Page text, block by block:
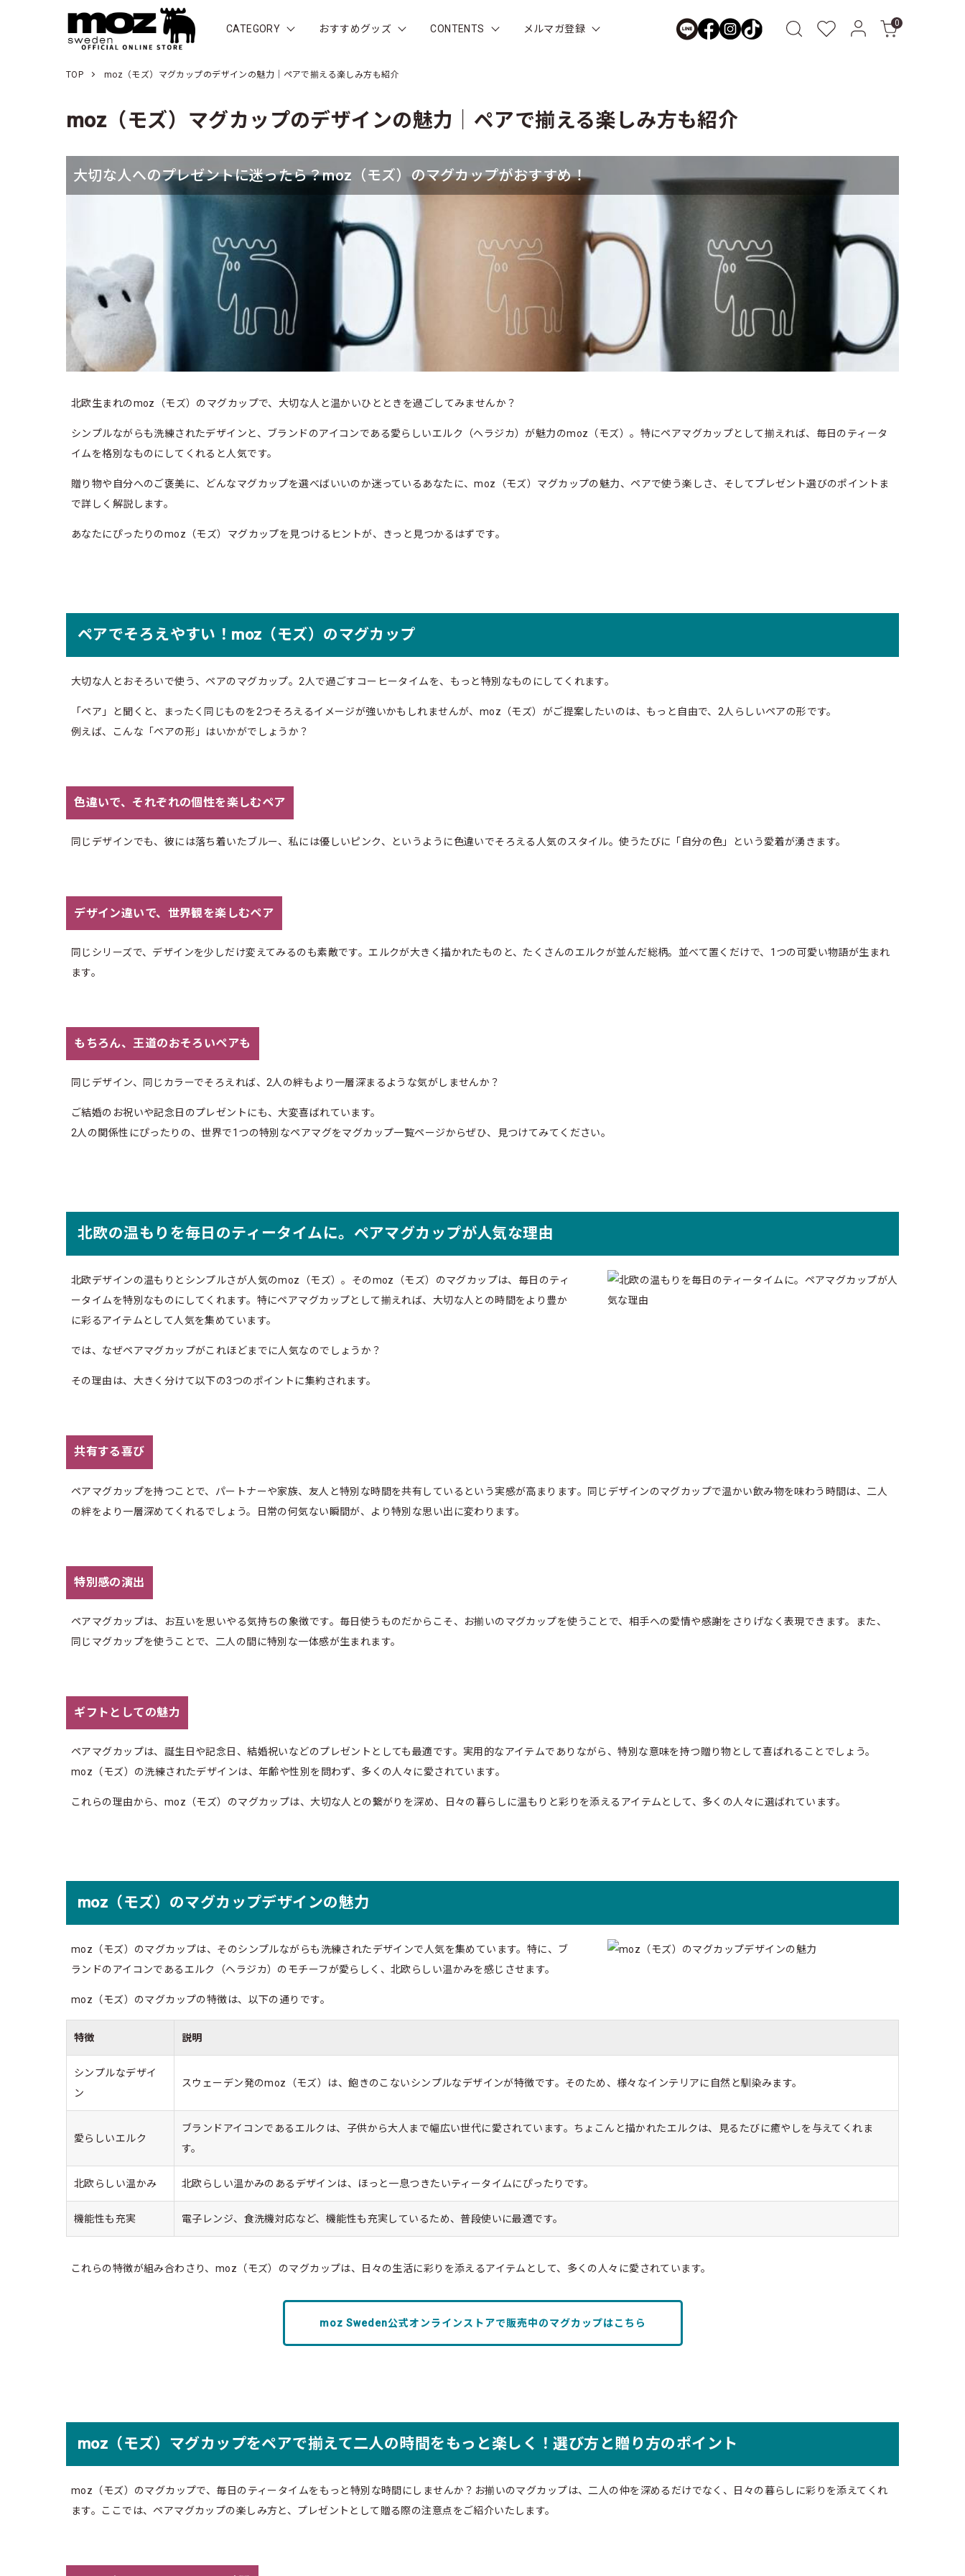
CATEGORY おすすめグッズ CONTENTS メルマガ登録 0
TOP moz（モズ）マグカップのデザインの魅力｜ペアで揃える楽しみ方も紹介
moz（モズ）マグカップのデザインの魅力｜ペアで揃える楽しみ方も紹介
大切な人へのプレゼントに迷ったら？moz（モズ）のマグカップがおすすめ！
北欧生まれのmoz（モズ）のマグカップで、大切な人と温かいひとときを過ごしてみませんか？
シンプルながらも洗練されたデザインと、ブランドのアイコンである愛らしいエルク（ヘラジカ）が魅力のmoz（モズ）。特にペアマグカップとして揃えれば、毎日のティータ
イムを格別なものにしてくれると人気です。
贈り物や自分へのご褒美に、どんなマグカップを選べばいいのか迷っているあなたに、moz（モズ）マグカップの魅力、ペアで使う楽しさ、そしてプレゼント選びのポイントま
で詳しく解説します。
あなたにぴったりのmoz（モズ）マグカップを見つけるヒントが、きっと見つかるはずです。
ペアでそろえやすい！moz（モズ）のマグカップ
大切な人とおそろいで使う、ペアのマグカップ。2人で過ごすコーヒータイムを、もっと特別なものにしてくれます。
「ペア」と聞くと、まったく同じものを2つそろえるイメージが強いかもしれませんが、moz（モズ）がご提案したいのは、もっと自由で、2人らしいペアの形です。
例えば、こんな「ペアの形」はいかがでしょうか？
色違いで、それぞれの個性を楽しむペア
同じデザインでも、彼には落ち着いたブルー、私には優しいピンク、というように色違いでそろえる人気のスタイル。使うたびに「自分の色」という愛着が湧きます。
デザイン違いで、世界観を楽しむペア
同じシリーズで、デザインを少しだけ変えてみるのも素敵です。エルクが大きく描かれたものと、たくさんのエルクが並んだ総柄。並べて置くだけで、1つの可愛い物語が生まれ
ます。
もちろん、王道のおそろいペアも
同じデザイン、同じカラーでそろえれば、2人の絆もより一層深まるような気がしませんか？
ご結婚のお祝いや記念日のプレゼントにも、大変喜ばれています。
2人の関係性にぴったりの、世界で1つの特別なペアマグをマグカップ一覧ページからぜひ、見つけてみてください。
北欧の温もりを毎日のティータイムに。ペアマグカップが人気な理由
北欧デザインの温もりとシンプルさが人気のmoz（モズ）。そのmoz（モズ）のマグカップは、毎日のティ
ータイムを特別なものにしてくれます。特にペアマグカップとして揃えれば、大切な人との時間をより豊か
に彩るアイテムとして人気を集めています。
では、なぜペアマグカップがこれほどまでに人気なのでしょうか？
その理由は、大きく分けて以下の3つのポイントに集約されます。
共有する喜び
ペアマグカップを持つことで、パートナーや家族、友人と特別な時間を共有しているという実感が高まります。同じデザインのマグカップで温かい飲み物を味わう時間は、二人
の絆をより一層深めてくれるでしょう。日常の何気ない瞬間が、より特別な思い出に変わります。
特別感の演出
ペアマグカップは、お互いを思いやる気持ちの象徴です。毎日使うものだからこそ、お揃いのマグカップを使うことで、相手への愛情や感謝をさりげなく表現できます。また、
同じマグカップを使うことで、二人の間に特別な一体感が生まれます。
ギフトとしての魅力
ペアマグカップは、誕生日や記念日、結婚祝いなどのプレゼントとしても最適です。実用的なアイテムでありながら、特別な意味を持つ贈り物として喜ばれることでしょう。
moz（モズ）の洗練されたデザインは、年齢や性別を問わず、多くの人々に愛されています。
これらの理由から、moz（モズ）のマグカップは、大切な人との繋がりを深め、日々の暮らしに温もりと彩りを添えるアイテムとして、多くの人々に選ばれています。
moz（モズ）のマグカップデザインの魅力
moz（モズ）のマグカップは、そのシンプルながらも洗練されたデザインで人気を集めています。特に、ブ
ランドのアイコンであるエルク（ヘラジカ）のモチーフが愛らしく、北欧らしい温かみを感じさせます。
moz（モズ）のマグカップの特徴は、以下の通りです。
特徴 説明
シンプルなデザイ
ン
スウェーデン発のmoz（モズ）は、飽きのこないシンプルなデザインが特徴です。そのため、様々なインテリアに自然と馴染みます。
愛らしいエルク
ブランドアイコンであるエルクは、子供から大人まで幅広い世代に愛されています。ちょこんと描かれたエルクは、見るたびに癒やしを与えてくれま
す。
北欧らしい温かみ 北欧らしい温かみのあるデザインは、ほっと一息つきたいティータイムにぴったりです。
機能性も充実 電子レンジ、食洗機対応など、機能性も充実しているため、普段使いに最適です。
これらの特徴が組み合わさり、moz（モズ）のマグカップは、日々の生活に彩りを添えるアイテムとして、多くの人々に愛されています。
moz Sweden公式オンラインストアで販売中のマグカップはこちら
moz（モズ）マグカップをペアで揃えて二人の時間をもっと楽しく！選び方と贈り方のポイント
moz（モズ）のマグカップで、毎日のティータイムをもっと特別な時間にしませんか？お揃いのマグカップは、二人の仲を深めるだけでなく、日々の暮らしに彩りを添えてくれ
ます。ここでは、ペアマグカップの楽しみ方と、プレゼントとして贈る際の注意点をご紹介いたします。